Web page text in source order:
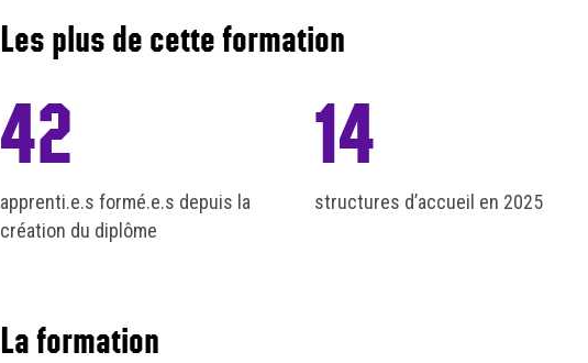
Les plus de cette formation
42
apprenti.e.s formé.e.s depuis la
création du diplôme
14
structures d’accueil en 2025
La formation